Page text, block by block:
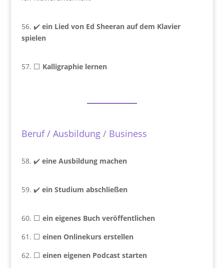
56. ✔️ ein Lied von Ed Sheeran auf dem Klavier
spielen
57. ⬜ Kalligraphie lernen
Beruf / Ausbildung / Business
58. ✔️ eine Ausbildung machen
59. ✔️ ein Studium abschließen
60. ⬜ ein eigenes Buch veröffentlichen
61. ⬜ einen Onlinekurs erstellen
62. ⬜ einen eigenen Podcast starten